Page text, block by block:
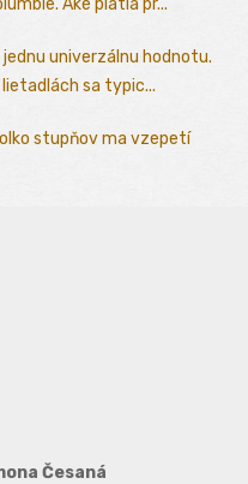
Aké platia pr...
univerzálnu hodnotu.
sa typic...
stupňov ma vzepetí
Česaná